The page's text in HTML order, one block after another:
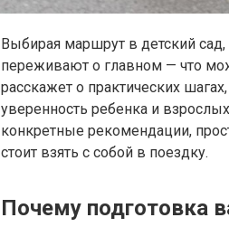
Выбирая маршрут в детский сад,
переживают о главном — что
расскажет о практических
уверенность ребенка и
конкретные рекомендации,
стоит взять с собой в поездку.
Почему подготовка